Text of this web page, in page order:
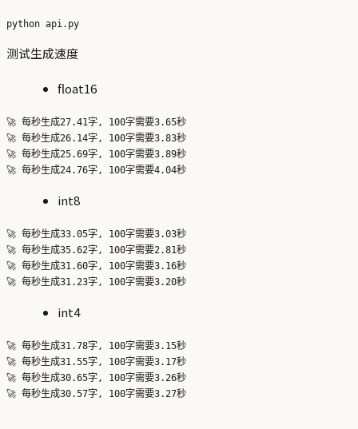
测试生成速度
float16
🚀 每秒生成27.41字, 100字需要3.65秒
🚀 每秒生成26.14字, 100字需要3.83秒
🚀 每秒生成25.69字, 100字需要3.89秒
int8
🚀 每秒生成33.05字, 100字需要3.03秒
🚀 每秒生成35.62字, 100字需要2.81秒
🚀 每秒生成31.60字, 100字需要3.16秒
int4
🚀 每秒生成31.78字, 100字需要3.15秒
🚀 每秒生成31.55字, 100字需要3.17秒
🚀 每秒生成30.65字, 100字需要3.26秒